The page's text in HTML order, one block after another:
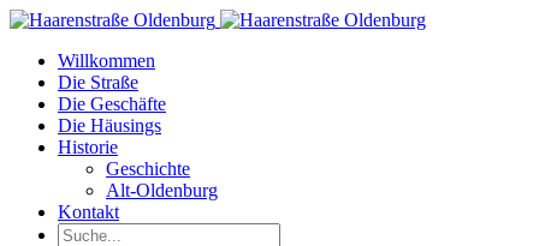
Willkommen
Die Straße
Die Geschäfte
Die Häusings
Historie
Geschichte
Alt-Oldenburg
Kontakt